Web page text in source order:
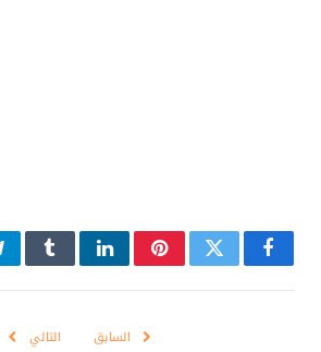
فيسبوكتويتر بينتيريستلينكدإن
السابق التالي